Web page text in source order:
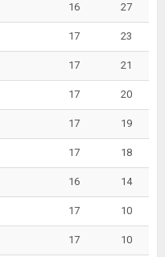
16 27
17 23
17 21
17 20
17 19
17 18
16 14
17 10
17 10